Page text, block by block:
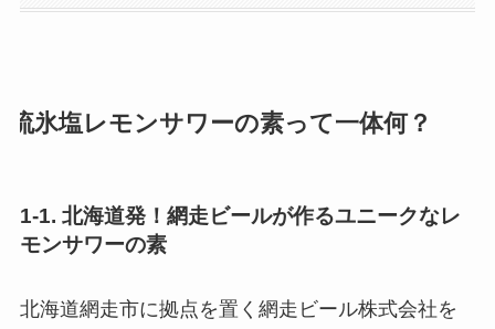
流氷塩レモンサワーの素って一体何？
1-1. 北海道発！網走ビールが作るユニークなレ
モンサワーの素
北海道網走市に拠点を置く網走ビール株式会社を